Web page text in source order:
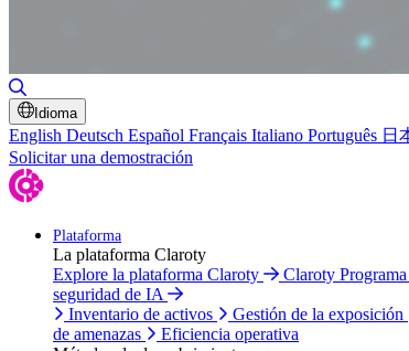
Idioma
English Deutsch Español Français Italiano Português 日
Solicitar una demostración
Plataforma
La plataforma Claroty
Explore la plataforma Claroty
Claroty
seguridad de IA
Inventario de activos
Gestión de la exposición
de amenazas
Eficiencia operativa